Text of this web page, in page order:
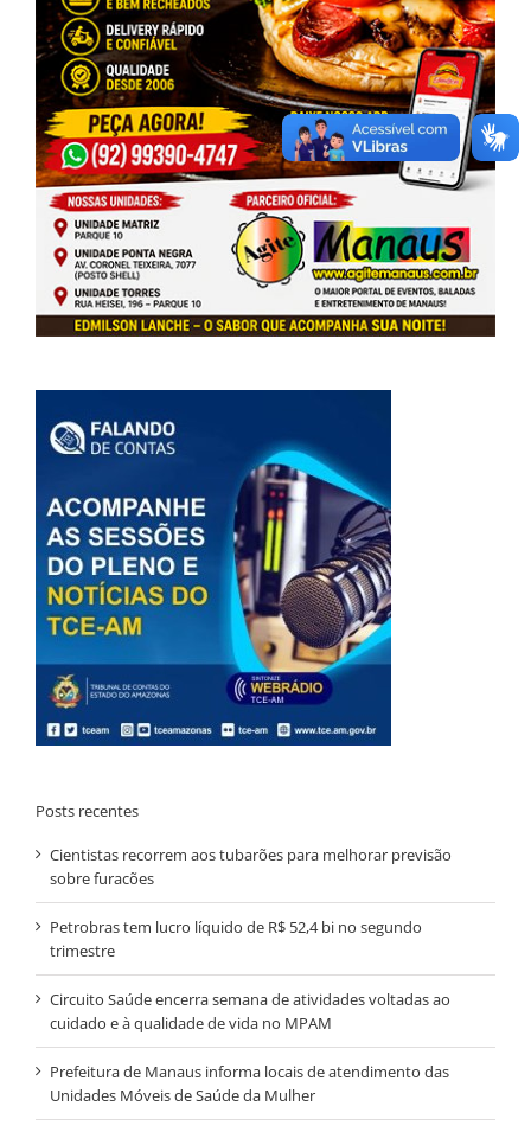
Posts recentes
Cientistas recorrem aos tubarões para melhorar previsão
sobre furacões
Petrobras tem lucro líquido de R$ 52,4 bi no segundo
trimestre
Circuito Saúde encerra semana de atividades voltadas ao
cuidado e à qualidade de vida no MPAM
Prefeitura de Manaus informa locais de atendimento das
Unidades Móveis de Saúde da Mulher